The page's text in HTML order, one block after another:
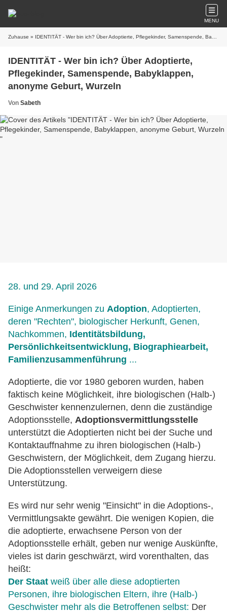
MENU
Zuhause » IDENTITÄT - Wer bin ich? Über Adoptierte, Pflegekinder, Samenspende, Babyklappen, anonyme Geburt, Wurzeln
IDENTITÄT - Wer bin ich? Über Adoptierte,
Pflegekinder, Samenspende, Babyklappen,
anonyme Geburt, Wurzeln
Von Sabeth
28. und 29. April 2026
Einige Anmerkungen zu Adoption, Adoptierten,
deren "Rechten", biologischer Herkunft, Genen,
Nachkommen, Identitätsbildung,
Persönlichkeitsentwicklung, Biographiearbeit,
Familienzusammenführung ...
Adoptierte, die vor 1980 geboren wurden, haben
faktisch keine Möglichkeit, ihre biologischen (Halb-)
Geschwister kennenzulernen, denn die zuständige
Adoptionsstelle, Adoptionsvermittlungsstelle
unterstützt die Adoptierten nicht bei der Suche und
Kontaktauffnahme zu ihren biologischen (Halb-)
Geschwistern, der Möglichkeit, dem Zugang hierzu.
Die Adoptionsstellen verweigern diese
Unterstützung.
Es wird nur sehr wenig "Einsicht" in die Adoptions-,
Vermittlungsakte gewährt. Die wenigen Kopien, die
die adoptierte, erwachsene Person von der
Adoptionsstelle erhält, geben nur wenige Auskünfte,
vieles ist darin geschwärzt, wird vorenthalten, das
heißt:
Der Staat weiß über alle diese adoptierten
Personen, ihre biologischen Eltern, ihre (Halb-)
Geschwister mehr als die Betroffenen selbst: Der